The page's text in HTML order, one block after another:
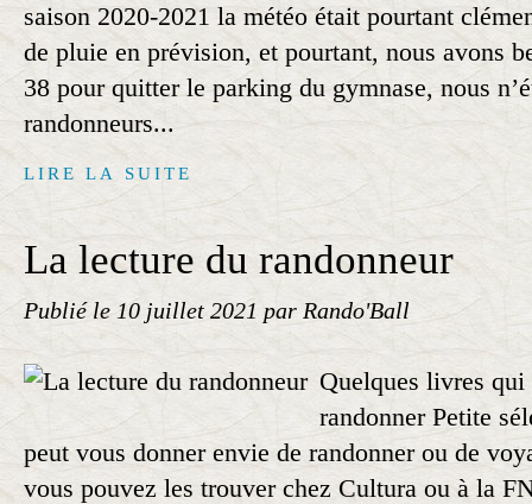
saison 2020-2021 la météo était pourtant
de pluie en prévision, et pourtant, nous avons
38 pour quitter le parking du gymnase, nous
randonneurs...
LIRE LA SUITE
La lecture du randonneur
Publié le 10 juillet 2021 par Rando'Ball
Quelques livres
randonner Petite
peut vous donner envie de randonner ou de
vous pouvez les trouver chez Cultura ou à la